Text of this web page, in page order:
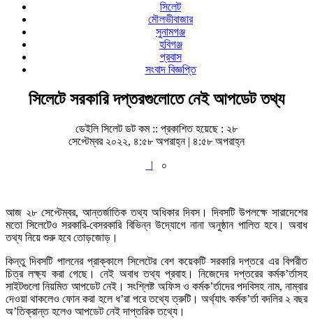
সিলেট
মৌলভীবাজার
সুনামগঞ্জ
হবিগঞ্জ
প্রবাস
সংবাদ বিজ্ঞপ্তি
সিলেটে সরকারি দপ্তরগুলোতে নেই আপডেট তথ্য
ডেইলি সিলেট ডট কম :: প্রকাশিত হয়েছে : ২৮
সেপ্টেম্বর ২০২২, ৪:৫৮ অপরাহ্ন | ৪:৫৮ অপরাহ্ন
|
০
আজ ২৮ সেপ্টেম্বর, আন্তর্জাতিক তথ্য অধিকার দিবস। দিবসটি উপলক্ষে সারাদেশের
মতো সিলেটেও সরকারি-বেসরকারি বিভিন্ন উদ্যোগে নানা অনুষ্ঠান পালিত হবে। অবাধ
তথ্য নিয়ে শুরু হবে তোড়জোড়।
কিন্তু দিবসটি পালনের প্রাক্কালে সিলেটের বেশ কয়েকটি সরকারি দপ্তরে এর বিপরীত
চিত্র লক্ষ্য করা গেছে। নেই অবাধ তথ্য প্রবাহ। নিজেদের দপ্তরের কর্মক’র্তাসহ
সাইটগুলো নিয়মিত আপডেট নেই। সংশ্লিষ্ট অফিস ও কর্মক’র্তাদের পদবিসহ নাম, নাম্বার
দেওয়া থাকলেও ফোন করা হলে ধ’রা পরে তথ্যে ত্রুটি। অর্থ্যাৎ কর্মক’র্তা বদলির ২ বছর
অ’তিক্রান্ত হলেও আপডেট নেই দাপ্তরিক তথ্যে।